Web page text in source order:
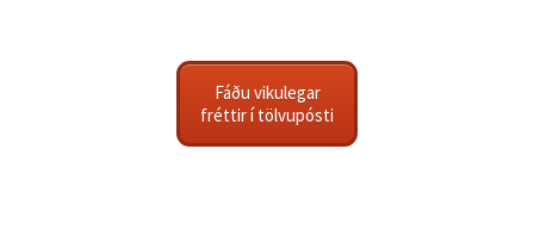
Fáðu vikulegar
fréttir í tölvupósti